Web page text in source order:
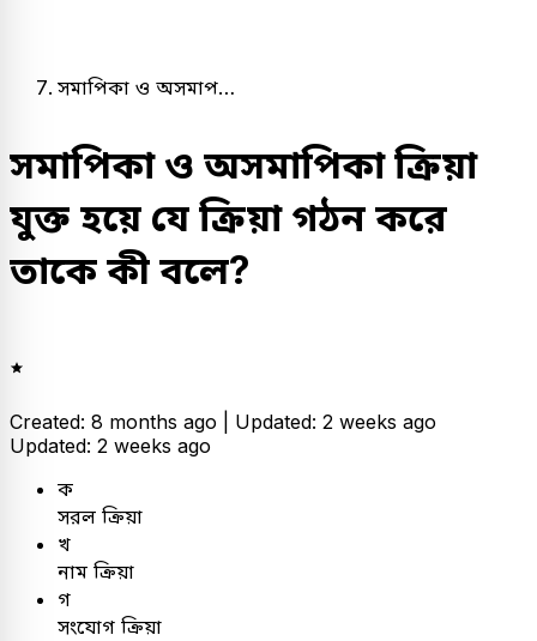
সমাপিকা ও অসমাপ…
সমাপিকা ও অসমাপিকা ক্রিয়া
যুক্ত হয়ে যে ক্রিয়া গঠন করে
তাকে কী বলে?
Created: 8 months ago | Updated: 2 weeks ago
Updated: 2 weeks ago
ক
সরল ক্রিয়া
খ
নাম ক্রিয়া
গ
সংযোগ ক্রিয়া